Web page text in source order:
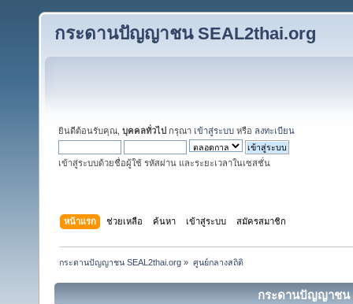
กระดานปัญญาชน SEAL2thai.org
ยินดีต้อนรับคุณ, บุคคลทั่วไป กรุณา เข้าสู่ระบบ หรือ ลงทะเบียน
เข้าสู่ระบบด้วยชื่อผู้ใช้ รหัสผ่าน และระยะเวลาในเซสชั่น
หน้าแรก ช่วยเหลือ ค้นหา เข้าสู่ระบบ สมัครสมาชิก
กระดานปัญญาชน SEAL2thai.org » ศูนย์กลางสถิติ
กระดานปัญญาชน